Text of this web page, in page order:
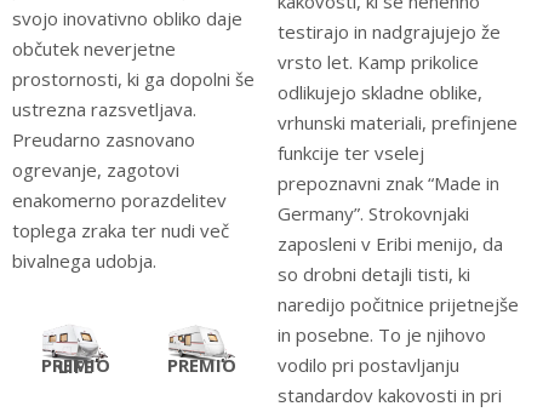
svojo inovativno obliko daje
občutek neverjetne
prostornosti, ki ga dopolni še
ustrezna razsvetljava.
Preudarno zasnovano
ogrevanje, zagotovi
enakomerno porazdelitev
toplega zraka ter nudi več
bivalnega udobja.
PREMIO LIFE PREMIO
testirajo in nadgrajujejo že
vrsto let. Kamp prikolice
odlikujejo skladne oblike,
vrhunski materiali, prefinjene
funkcije ter vselej
prepoznavni znak “Made in
Germany”. Strokovnjaki
zaposleni v Eribi menijo, da
so drobni detajli tisti, ki
naredijo počitnice prijetnejše
in posebne. To je njihovo
vodilo pri postavljanju
standardov kakovosti in pri